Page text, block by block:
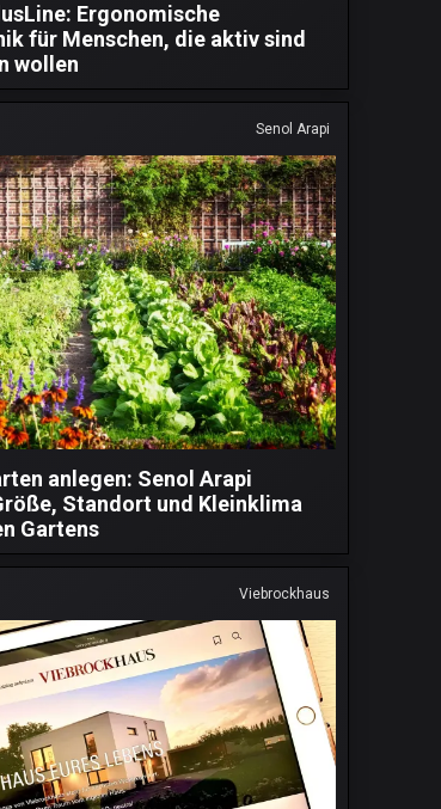
Ergonomische
für Menschen, die aktiv sind
wollen
Senol Arapi
anlegen: Senol Arapi
Standort und Kleinklima
Gartens
Viebrockhaus